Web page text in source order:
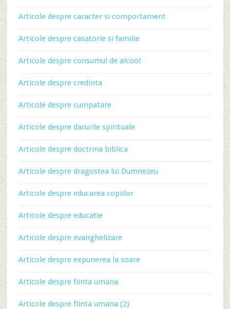
Articole despre caracter si comportament
Articole despre casatorie si familie
Articole despre consumul de alcool
Articole despre credinta
Articole despre cumpatare
Articole despre darurile spirituale
Articole despre doctrina biblica
Articole despre dragostea lui Dumnezeu
Articole despre educarea copiilor
Articole despre educatie
Articole despre evanghelizare
Articole despre expunerea la soare
Articole despre fiinta umana
Articole despre fiinta umana (2)